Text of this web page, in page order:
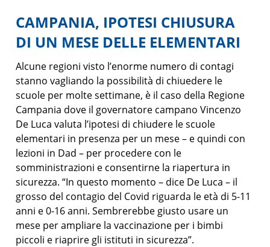
CAMPANIA, IPOTESI CHIUSURA
DI UN MESE DELLE ELEMENTARI
Alcune regioni visto l’enorme numero di contagi
stanno vagliando la possibilità di chiuedere le
scuole per molte settimane, è il caso della Regione
Campania dove il governatore campano Vincenzo
De Luca valuta l’ipotesi di chiudere le scuole
elementari in presenza per un mese – e quindi con
lezioni in Dad – per procedere con le
somministrazioni e consentirne la riapertura in
sicurezza. “In questo momento – dice De Luca – il
grosso del contagio del Covid riguarda le età di 5-11
anni e 0-16 anni. Sembrerebbe giusto usare un
mese per ampliare la vaccinazione per i bimbi
piccoli e riaprire gli istituti in sicurezza”.